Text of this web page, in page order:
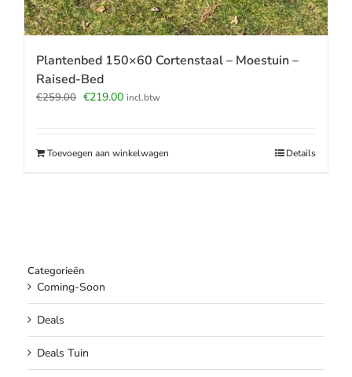
Plantenbed 150×60 Cortenstaal – Moestuin –
Raised-Bed
€259.00 Oorspronkelijke
€219.00Huidige
incl.btw
Toevoegen aan winkelwagen Details
Categorieën
Coming-Soon
Deals
Deals Tuin